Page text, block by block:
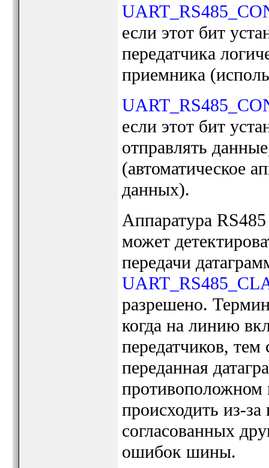
если этот бит
передатчика
приемника
если этот бит
отправлять
(автоматическое
данных).
Аппаратура
может
передачи
разрешено.
когда на линию
передатчиков,
переданная
противоположном
происходить из-
согласованных
ошибок шины.